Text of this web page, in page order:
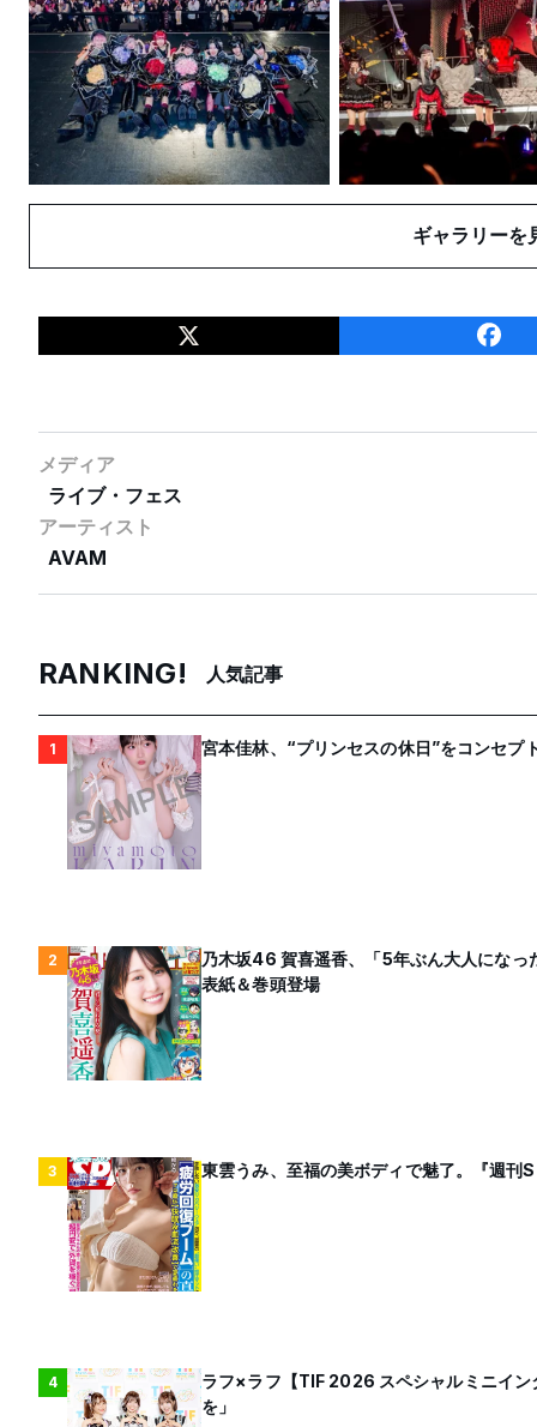
ギャラリーを
メディア
ライブ・フェス
アーティスト
AVAM
RANKING! 人気記事
1 宮本佳林、“プリンセスの休日”をコンセ
2
乃木坂46 賀喜遥香、「5年ぶん大人にな
表紙＆巻頭登場
3 東雲うみ、至福の美ボディで魅了。『週刊
4
ラフ×ラフ【TIF 2026 スペシャルミニイン
を」